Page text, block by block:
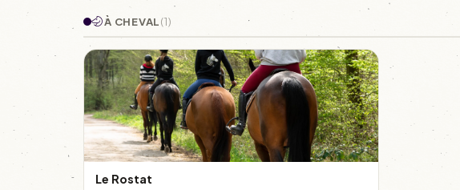
À CHEVAL(1)
Le Rostat